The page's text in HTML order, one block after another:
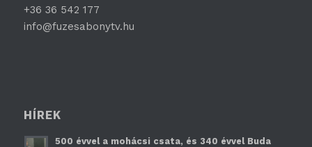
+36 36 542 177
info@fuzesabonytv.hu
HÍREK
500 évvel a mohácsi csata, és 340 évvel Buda